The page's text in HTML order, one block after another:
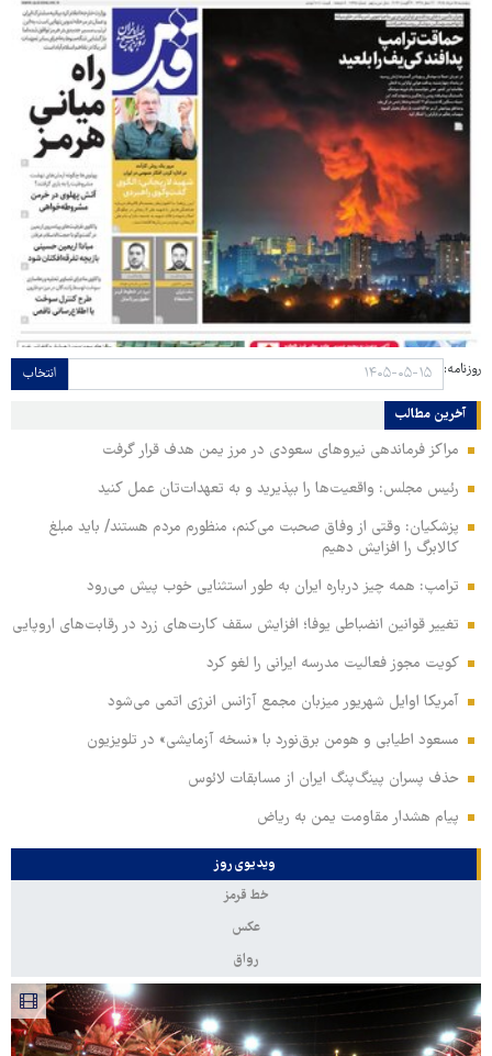
روزنامه: انتخاب
آخرین مطالب
مراکز فرماندهی نیروهای سعودی در مرز یمن هدف قرار گرفت
رئیس مجلس: واقعیت‌ها را بپذیرید و به تعهدات‌تان عمل کنید
پزشکیان: وقتی از وفاق صحبت می‌کنم، منظورم مردم هستند/ باید مبلغ
کالابرگ را افزایش دهیم
ترامپ: همه چیز درباره ایران به طور استثنایی خوب پیش می‌رود
تغییر قوانین انضباطی یوفا؛ افزایش سقف کارت‌های زرد در رقابت‌های اروپایی
کویت مجوز فعالیت مدرسه ایرانی را لغو کرد
آمریکا اوایل شهریور میزبان مجمع آژانس انرژی اتمی می‌شود
مسعود اطیابی و هومن برق‌نورد با «نسخه آزمایشی» در تلویزیون
حذف پسران پینگ‌پنگ ایران از مسابقات لائوس
پیام هشدار مقاومت یمن به ریاض
ویدیوی روز
خط قرمز
عکس
رواق